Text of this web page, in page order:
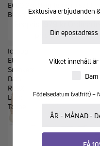
ECCO Sko Dam Terracruise LT
Blush
1 299 kr
Icebug
Eli
Sneakers
Dam
RB9X
Light
Taupe
Exklusiva erbjudanden
Vilket innehåll
Dam
Födelsedatum (valfritt) –